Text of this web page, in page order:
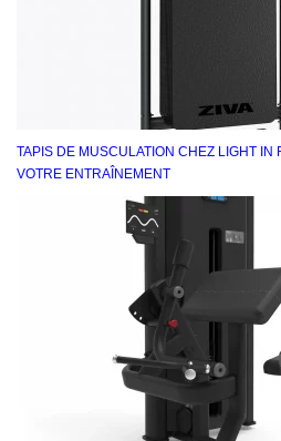
TAPIS DE MUSCULATION CHEZ LIGHT IN
VOTRE ENTRAÎNEMENT